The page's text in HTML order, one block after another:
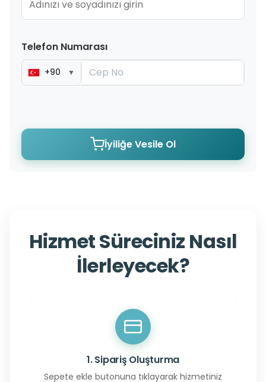
Telefon Numarası
+90 ▼
İyiliğe Vesile Ol
Hizmet Süreciniz Nasıl
İlerleyecek?
1. Sipariş Oluşturma
Sepete ekle butonuna tıklayarak hizmetiniz